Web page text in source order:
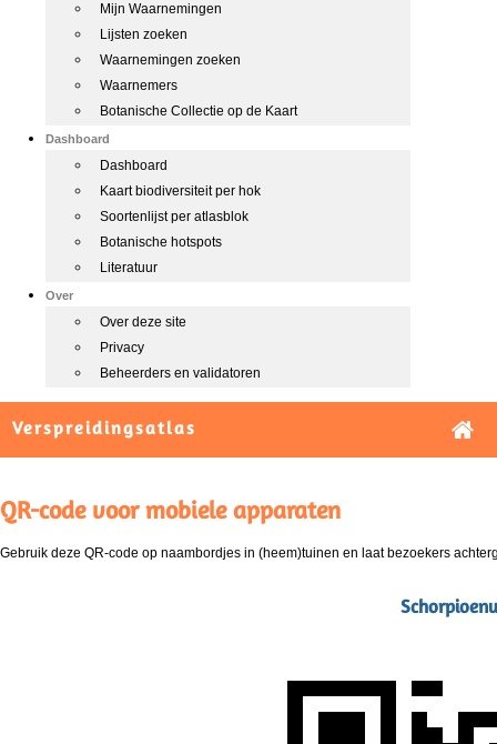
Mijn Waarnemingen
Lijsten zoeken
Waarnemingen zoeken
Waarnemers
Botanische Collectie op de Kaart
Dashboard
Dashboard
Kaart biodiversiteit per hok
Soortenlijst per atlasblok
Botanische hotspots
Literatuur
Over
Over deze site
Privacy
Beheerders en validatoren
Verspreidingsatlas
QR-code voor mobiele apparaten
Gebruik deze QR-code op naambordjes in (heem)tuinen en laat bezoekers